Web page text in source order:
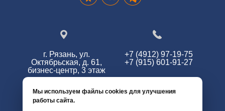
г. Рязань, ул.
Октябрьская, д. 61,
бизнес-центр, 3 этаж
+7 (4912) 97-19-75
+7 (915) 601-91-27
Мы используем файлы cookies для улучшения
работы сайта.